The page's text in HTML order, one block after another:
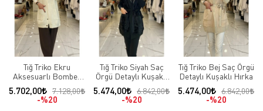
Tığ Triko Ekru
Aksesuarlı Bomber
Hırka
5.702,00
7.128,00
%20
Tığ Triko Siyah Saç
Örgü Detaylı Kuşaklı
Hırka
5.474,00
6.842,00
%20
Tığ Triko Bej Saç Örgü
Detaylı Kuşaklı Hırka
5.474,00
6.842,00
%20